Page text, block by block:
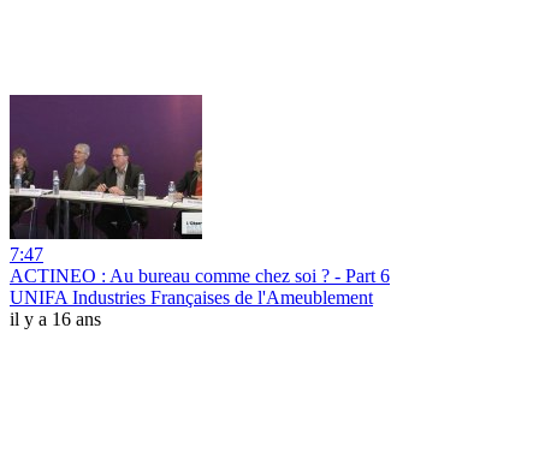
7:47
ACTINEO : Au bureau comme chez soi ? - Part 6
UNIFA Industries Françaises de l'Ameublement
il y a 16 ans